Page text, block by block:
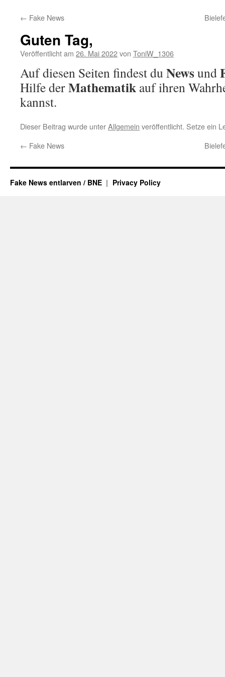
← Fake News
Guten Tag,
Veröffentlicht am 26. Mai 2022von ToniW_1306
Auf diesen Seiten findest du Newsund
Hilfe derMathematik auf ihren
kannst.
Dieser Beitrag wurde unterAllgemein veröffentlicht. Setze ein
← Fake News
Fake News entlarven / BNE Privacy Policy